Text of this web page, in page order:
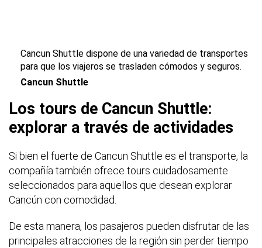
Cancun Shuttle dispone de una variedad de transportes
para que los viajeros se trasladen cómodos y seguros.
Cancun Shuttle
Los tours de Cancun Shuttle:
explorar a través de actividades
Si bien el fuerte de Cancun Shuttle es el transporte, la
compañía también ofrece tours cuidadosamente
seleccionados para aquellos que desean explorar
Cancún con comodidad.
De esta manera, los pasajeros pueden disfrutar de las
principales atracciones de la región sin perder tiempo